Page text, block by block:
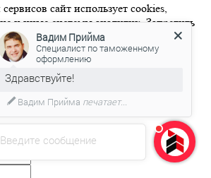
сайт использует cookies,
и иные системы аналитик. Запретить
браузера.
на консультацию
Введите сообщение
Вадим Прийма
Специалист по таможенному
оформлению
Здравствуйте!
Вадим Прийма печатает...